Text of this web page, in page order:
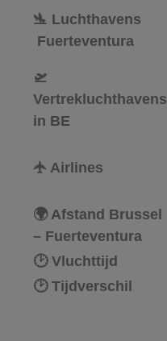
🛬 Luchthavens
Fuerteventura
🛫
Vertrekluchthavens
in BE
🛧 Airlines
🌍 Afstand Brussel
– Fuerteventura
🕑 Vluchttijd
🕑 Tijdverschil